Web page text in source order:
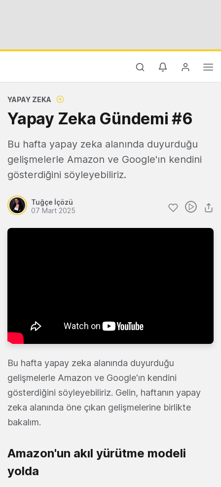
YAPAY ZEKA
Yapay Zeka Gündemi #6
Bu hafta yapay zeka alanında duyurduğu
gelişmelerle Amazon ve Google'ın kendini
gösterdiğini söyleyebiliriz.
Tuğçe İçözü
07 Mart 2025
Bu hafta yapay zeka alanında duyurduğu
gelişmelerle Amazon ve Google'ın kendini
gösterdiğini söyleyebiliriz. Gelin, haftanın yapay
zeka alanında öne çıkan gelişmelerine birlikte
bakalım.
Amazon'un akıl yürütme modeli
yolda